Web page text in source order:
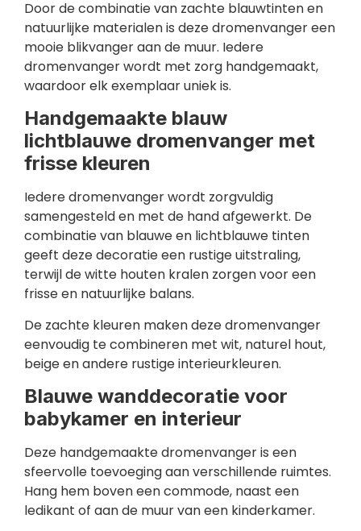
Door de combinatie van zachte blauwtinten en
natuurlijke materialen is deze dromenvanger een
mooie blikvanger aan de muur. Iedere
dromenvanger wordt met zorg handgemaakt,
waardoor elk exemplaar uniek is.
Handgemaakte blauw
lichtblauwe dromenvanger met
frisse kleuren
Iedere dromenvanger wordt zorgvuldig
samengesteld en met de hand afgewerkt. De
combinatie van blauwe en lichtblauwe tinten
geeft deze decoratie een rustige uitstraling,
terwijl de witte houten kralen zorgen voor een
frisse en natuurlijke balans.
De zachte kleuren maken deze dromenvanger
eenvoudig te combineren met wit, naturel hout,
beige en andere rustige interieurkleuren.
Blauwe wanddecoratie voor
babykamer en interieur
Deze handgemaakte dromenvanger is een
sfeervolle toevoeging aan verschillende ruimtes.
Hang hem boven een commode, naast een
ledikant of aan de muur van een kinderkamer.